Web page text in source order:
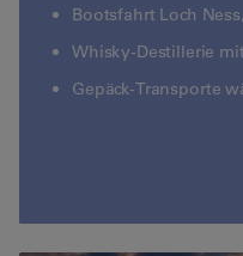
Bootsfahrt Loch Ness,
Whisky-Destillerie
Gepäck-Transporte